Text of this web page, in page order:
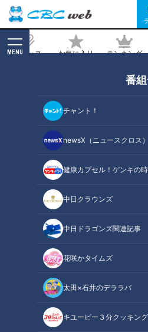
ニュース お気に入り ランキング
MENU
番
チャント！
newsX（ニュースクロス）
健康カプセル！ゲンキの
中日クラウンズ
中日ドラゴンズ関連記事
花咲かタイムズ
太田×石井のデララバ
キユーピー３分クッキング
2020/09/10 11:00
画像『写真AC』より国会議事堂